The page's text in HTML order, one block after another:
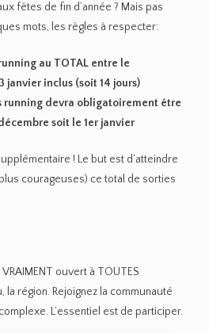
fêtes de fin d’année ? Mais pas
mots, les règles à respecter:
au TOTAL entre le
janvier inclus (soit 14 jours)
running devra obligatoirement être
soit le 1er janvier
! Le but est d’atteindre
courageuses) ce total de sorties
ouvert à TOUTES
la région. Rejoignez la communauté
L’essentiel est de participer.